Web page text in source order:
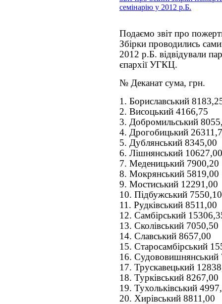
семінарію у 2012 р.Б.
Подаємо звіт про
Збірки проводились
2012 р.Б. відвідували
єпархії УГКЦ.
№ Деканат сума, грн.
1. Бориславський
2. Висоцький 4166,75
3. Добромильський
4. Дрогобицький
5. Дублянський 8345,00
6. Лішнянський 10627,00
7. Меденицький 7900,20
8. Мокрянський 5819,00
9. Мостиський 12291,00
10. Підбужський 7550,10
11. Рудківський 8511,00
12. Самбірський
13. Сколівський 7050,50
14. Славський 8657,00
15. Старосамбірський
16. Судововишнянський
17. Трускавецький
18. Турківський 8267,00
19. Тухольківський
20. Хирівський 8811,00